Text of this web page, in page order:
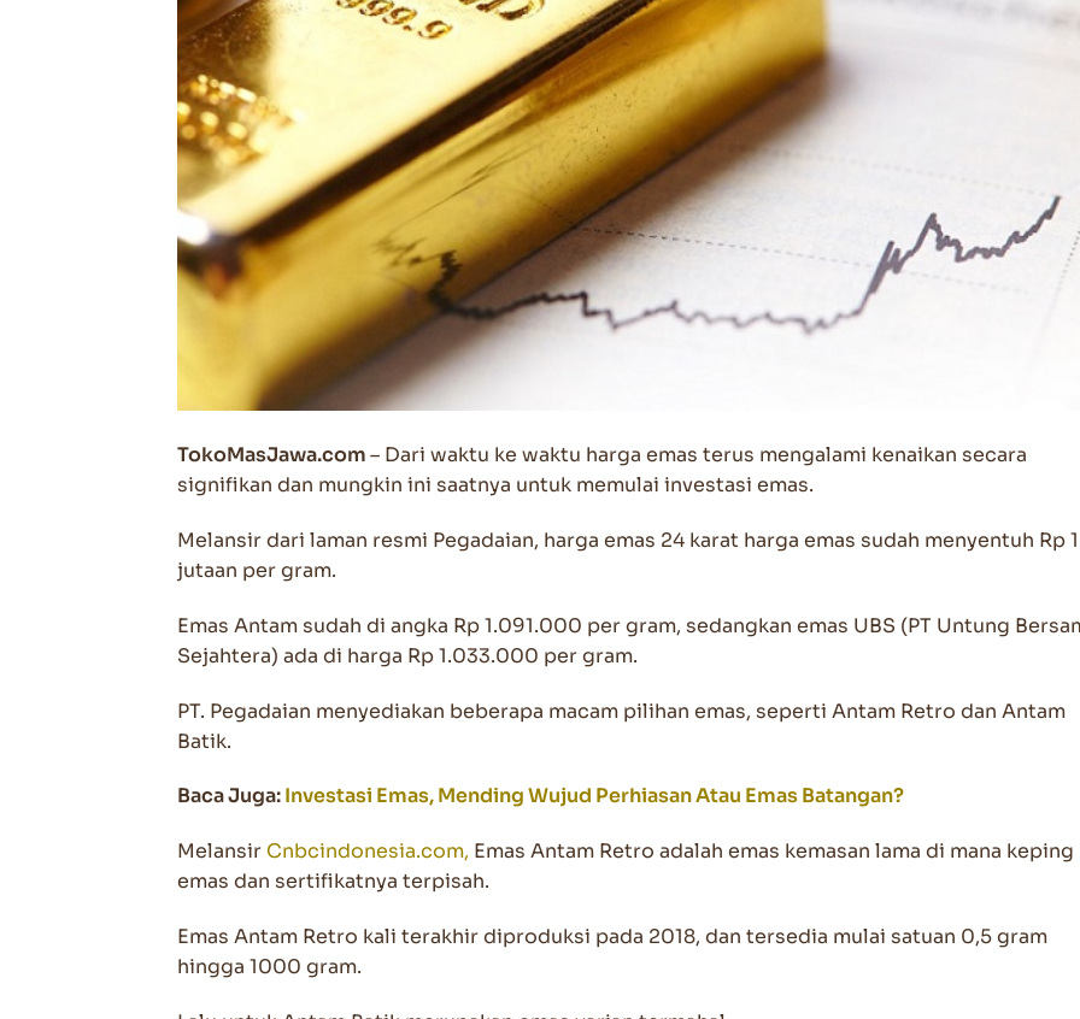
TokoMasJawa.com– Dari waktu ke waktu harga emas terus mengalami kenaikan secara
signifikan dan mungkin ini saatnya untuk memulai investasi emas.
Melansir dari laman resmi Pegadaian, harga emas 24 karat harga emas sudah menyentuh Rp 1
jutaan per gram.
Emas Antam sudah di angka Rp 1.091.000 per gram, sedangkan emas UBS (PT Untung
Sejahtera) ada di harga Rp 1.033.000 per gram.
PT. Pegadaian menyediakan beberapa macam pilihan emas, seperti Antam Retro dan Antam
Batik.
Baca Juga:Investasi Emas, Mending Wujud Perhiasan Atau Emas Batangan?
Melansir Cnbcindonesia.com, Emas Antam Retro adalah emas kemasan lama di mana keping
emas dan sertifikatnya terpisah.
Emas Antam Retro kali terakhir diproduksi pada 2018, dan tersedia mulai satuan 0,5 gram
hingga 1000 gram.